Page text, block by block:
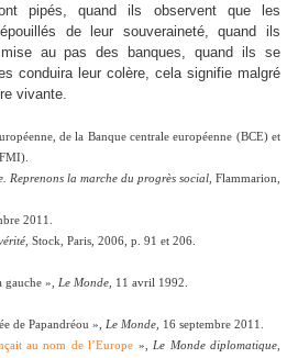
pipés, quand ils observent que les
de leur souveraineté, quand ils
au pas des banques, quand ils se
conduira leur colère, cela signifie malgré
vivante.
de la Banque centrale européenne (BCE) et
Reprenons la marche du progrès social, Flammarion,
2011.
Stock, Paris, 2006, p. 91 et 206.
», Le Monde,
11 avril 1992.
de Papandréou », Le Monde,
16 septembre 2011.
au nom de l’Europe », Le Monde diplomatique,